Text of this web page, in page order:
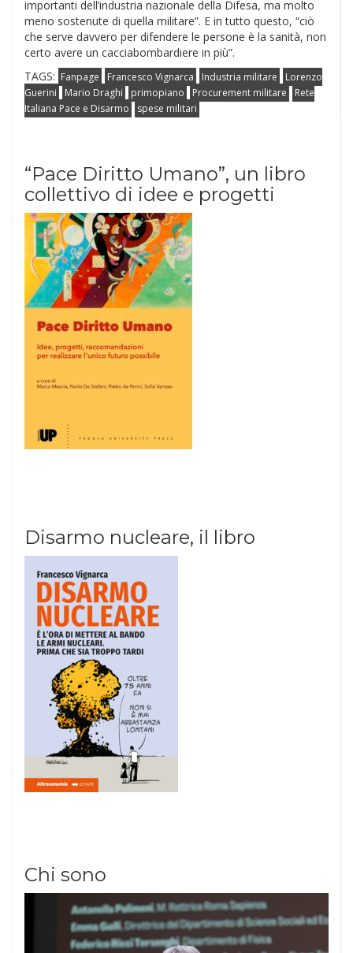
importanti dell’industria nazionale della Difesa, ma molto
meno sostenute di quella militare”. E in tutto questo, “ciò
che serve davvero per difendere le persone è la sanità, non
certo avere un cacciabombardiere in più”.
TAGS: Fanpage Francesco Vignarca Industria militare
Lorenzo
Guerini
Mario Draghi primopiano Procurement militare
Rete
Italiana Pace e Disarmo
spese militari
“Pace Diritto Umano”, un libro
collettivo di idee e progetti
Disarmo nucleare, il libro
Chi sono